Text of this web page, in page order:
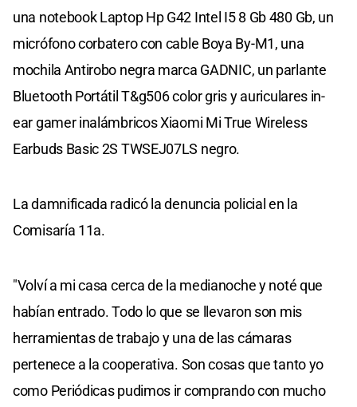
una notebook Laptop Hp G42 Intel I5 8 Gb 480 Gb, un
micrófono corbatero con cable Boya By-M1, una
mochila Antirobo negra marca GADNIC, un parlante
Bluetooth Portátil T&g506 color gris y auriculares in-
ear gamer inalámbricos Xiaomi Mi True Wireless
Earbuds Basic 2S TWSEJ07LS negro.
La damnificada radicó la denuncia policial en la
Comisaría 11a.
"Volví a mi casa cerca de la medianoche y noté que
habían entrado. Todo lo que se llevaron son mis
herramientas de trabajo y una de las cámaras
pertenece a la cooperativa. Son cosas que tanto yo
como Periódicas pudimos ir comprando con mucho